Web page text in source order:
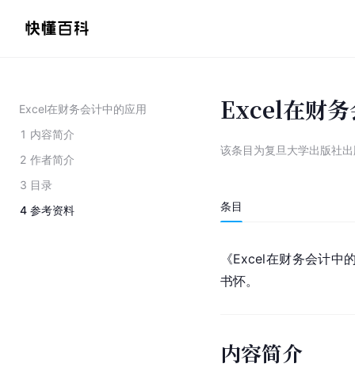
Excel在财务会计中的应用
1 内容简介
2 作者简介
3 目录
4 参考资料
Excel在财务
该条目为复旦大学出版社
条目
《Excel在财务会计中
书怀。
内容简介